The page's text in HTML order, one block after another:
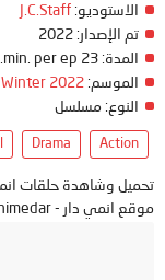
الاستوديو: J.C.Staff
تم الإصدار:
المدة:
الموسم: Winter 2022
النوع: مسلسل
Action
Drama
موقع انمي دار - animedar